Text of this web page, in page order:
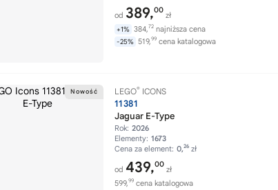
od 389,00
zł
+1% 384,72 najniższa cena
-25% 519,99 cena katalogowa
LEGO® ICONS
11381
Jaguar E-Type
Rok: 2026
Elementy: 1673
Cena za element: 0,26 zł
od 439,00
zł
599,99 cena katalogowa